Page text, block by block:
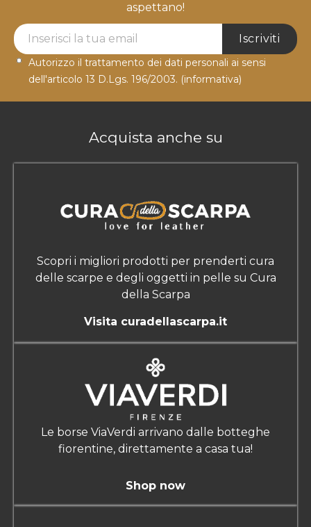
aspettano!
Newsletter Label
Iscriviti
Autorizzo il trattamento dei dati personali ai sensi
dell'articolo 13 D.Lgs. 196/2003. (informativa)
Acquista anche su
Scopri i migliori prodotti per prenderti cura
delle scarpe e degli oggetti in pelle su Cura
della Scarpa
Visita curadellascarpa.it
Le borse ViaVerdi arrivano dalle botteghe
fiorentine, direttamente a casa tua!
Shop now